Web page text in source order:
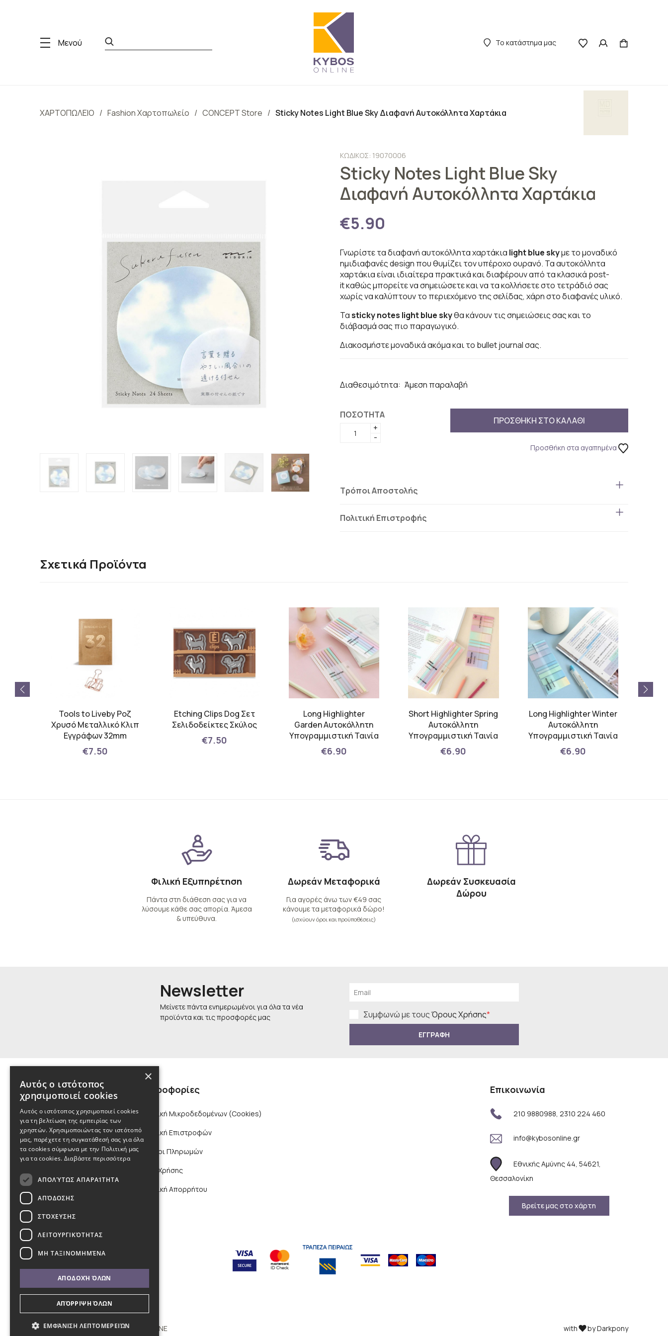
Μενού Το κατάστημα μας
ΧΑΡΤΟΠΩΛΕΙΟ Fashion Χαρτοπωλείο CONCEPT Store Sticky Notes Light Blue Sky Διαφανή Αυτοκόλλητα Χαρτάκια
ΚΩΔΙΚΟΣ: 19070006
Sticky Notes Light Blue Sky
Διαφανή Αυτοκόλλητα Χαρτάκια
€5.90
Γνωρίστε τα διαφανή αυτοκόλλητα χαρτάκια light blue skyμε το μοναδικό
ημιδιαφανές design που θυμίζει τον υπέροχο ουρανό. Τα αυτοκόλλητα
χαρτάκια είναι ιδιαίτερα πρακτικά και διαφέρουν από τα κλασικά post-
it καθώς μπορείτε να σημειώσετε και να τα κολλήσετε στο τετράδιό σας
χωρίς να καλύπτουν το περιεχόμενο της σελίδας, χάρη στο διαφανές υλικό.
Ταsticky notes light blue skyθα κάνουν τις σημειώσεις σας και το
διάβασμά σας πιο παραγωγικό.
Διακοσμήστε μοναδικά ακόμα και το bullet journal σας.
Διαθεσιμότητα: Άμεση παραλαβή
ΠΟΣΟΤΗΤΑ
+
-
ΠΡΟΣΘΗΚΗ ΣΤΟ ΚΑΛΑΘΙ
Προσθήκη στα αγαπημένα
Τρόποι Αποστολής
Πολιτική Επιστροφής
Σχετικά Προϊόντα
Tools to Liveby Ροζ
Χρυσό Μεταλλικό Κλιπ
Εγγράφων 32mm
€7.50
Etching Clips Dog Σετ
Σελιδοδείκτες Σκύλος
€7.50
Long Highlighter
Garden Αυτοκόλλητη
Υπογραμμιστική Ταινία
€6.90
Short Highlighter Spring
Αυτοκόλλητη
Υπογραμμιστική Ταινία
€6.90
Long Highlighter Winter
Αυτοκόλλητη
Υπογραμμιστική Ταινία
€6.90
Φιλική Εξυπηρέτηση
Πάντα στη διάθεση σας για να
λύσουμε κάθε σας απορία. Άμεσα
& υπεύθυνα.
Δωρεάν Μεταφορικά
Για αγορές άνω των €49 σας
κάνουμε τα μεταφορικά δώρο!
(ισχύουν όροι και προϋποθέσεις)
Δωρεάν Συσκευασία
Δώρου
Newsletter
Μείνετε πάντα ενημερωμένοι για όλα τα νέα
προϊόντα και τις προσφορές μας
Συμφωνώ με τουςΌρους Χρήσης*
ΕΓΓΡΑΦΗ
Πληροφορίες
Πολιτική Μικροδεδομένων (Cookies)
Πολιτική Επιστροφών
Τρόποι Πληρωμών
Όροι Χρήσης
Πολιτική Απορρήτου
Επικοινωνία
210 9880988, 2310 224 460
info@kybosonline.gr
Εθνικής Αμύνης 44, 54621,
Θεσσαλονίκη
Βρείτε μας στο χάρτη
Copyright © 2011 - 2026 KYBOS ONLINE with by Darkpony
×
Αυτός ο ιστότοπος
χρησιμοποιεί cookies
Αυτός ο ιστότοπος χρησιμοποιεί cookies
για τη βελτίωση της εμπειρίας των
χρηστών. Χρησιμοποιώντας τον ιστότοπό
μας, παρέχετε τη συγκατάθεσή σας για όλα
τα cookies σύμφωνα με την Πολιτική μας
για τα cookies. Διαβάστε περισσότερα
ΑΠΟΛΎΤΩΣ ΑΠΑΡΑΊΤΗΤΑ
ΑΠΌΔΟΣΗΣ
ΣΤΌΧΕΥΣΗΣ
ΛΕΙΤΟΥΡΓΙΚΌΤΗΤΑΣ
ΜΗ ΤΑΞΙΝΟΜΗΜΈΝΑ
ΑΠΟΔΟΧΉ ΌΛΩΝ
ΑΠΌΡΡΙΨΗ ΌΛΩΝ
ΕΜΦΆΝΙΣΗ ΛΕΠΤΟΜΕΡΕΙΏΝ